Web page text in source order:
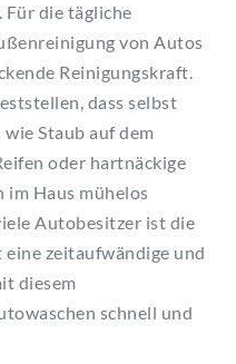
Für die tägliche
von Autos
Reinigungskraft.
dass selbst
Staub auf dem
oder hartnäckige
im Haus mühelos
Autobesitzer ist die
zeitaufwändige und
diesem
schnell und